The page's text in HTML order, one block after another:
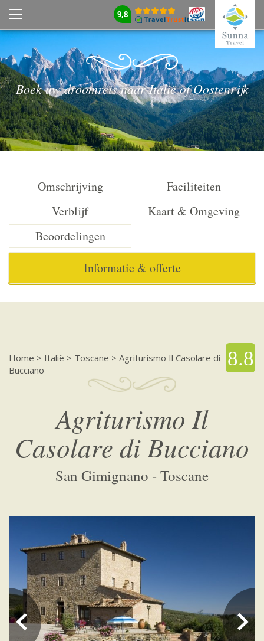
9,8
Boek uw droomreis naar Italië of Oostenrijk
Omschrijving
Faciliteiten
Verblijf
Kaart & Omgeving
Beoordelingen
Informatie & offerte
8.8
Home > Italië > Toscane > Agriturismo Il Casolare di
Bucciano
Agriturismo Il
Casolare di Bucciano
San Gimignano - Toscane